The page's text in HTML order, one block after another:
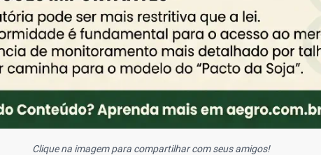
Clique na imagem para compartilhar com seus amigos!